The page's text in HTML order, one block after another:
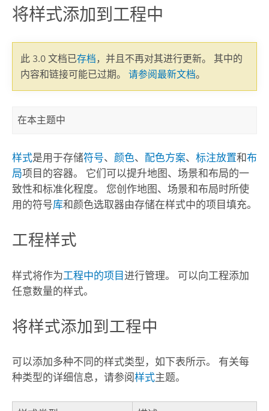
将样式添加到工程中
此 3.0 文档已存档，并且不再对其进行更新。 其中的
内容和链接可能已过期。 请参阅最新文档。
在本主题中
样式是用于存储符号、 颜色、 配色方案、 标注放置和布
局项目的容器。 它们可以提升地图、场景和布局的一
致性和标准化程度。 您创作地图、场景和布局时所使
用的符号库和颜色选取器由存储在样式中的项目填充。
工程样式
样式将作为工程中的项目 进行管理。 可以向工程添加
任意数量的样式。
将样式添加到工程中
可以添加多种不同的样式类型，如下表所示。 有关每
种类型的详细信息，请参阅样式主题。